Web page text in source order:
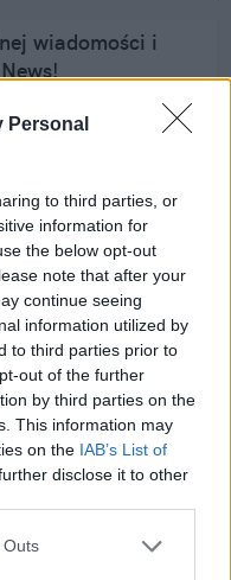
Personal
to third parties, or
information for
the below opt-out
note that after your
continue seeing
information utilized by
to third parties prior to
out of the further
by third parties on the
This information may
on the IAB’s List of
disclose it to other
Outs
wiadomości i